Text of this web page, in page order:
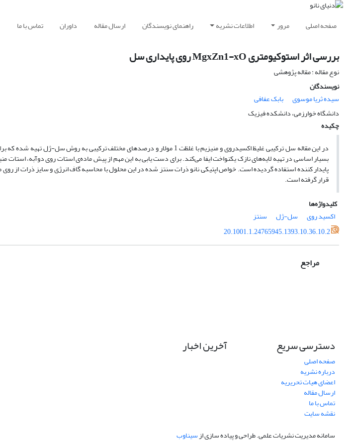
صفحه اصلی مرور اطلاعات نشریه راهنمای نویسندگان ارسال مقاله داوران تماس با ما
بررسی اثر استوکیومتری ‏MgxZn1-xO‏ روی پایداری سل ‏
نوع مقاله : مقاله پژوهشی
نویسندگان
سیده ثریا موسوی
بابک عفافی
دانشگاه خوارزمی، دانشکده فیزیک
چکیده
پایدار ‏کننده استفاده گردیده است. خواص اپتیکی نانو ذرات سنتز شده در این محلول با محاسبه گاف انرژی و سایز ذرات از
قرار گرفته است. ‏
کلیدواژه‌ها
اکسید روی
سل-ژل
سنتز
20.1001.1.24765945.1393.10.36.10.2
مراجع
دسترسی سریع
صفحه اصلی
درباره نشریه
اعضای هیات تحریریه
ارسال مقاله
تماس با ما
نقشه سایت
آخرین اخبار
سامانه مدیریت نشریات علمی.طراحی و پیاده سازی ازسیناوب